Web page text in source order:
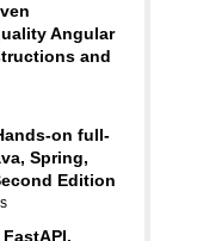
Angular
and
on full-
Spring,
Edition